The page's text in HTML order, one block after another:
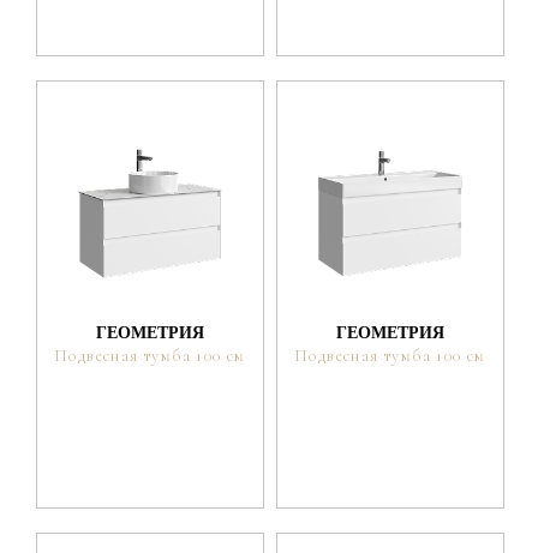
ГЕОМЕТРИЯ
Подвесная тумба 100 см
ГЕОМЕТРИЯ
Подвесная тумба 100 см